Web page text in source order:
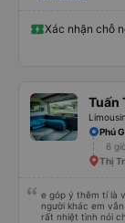
Xác nhận chỗ
Tuấn
Phú
6
Thị
e góp ý thêm tí là
người khác em vẫn đánh giá về chất lượng nhà xe và bạn nhân viên phục vụ
rất nhiệt tình nói